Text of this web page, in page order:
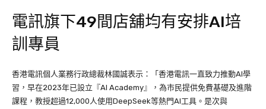
電訊旗下49間店舖均有安排AI培
訓專員
香港電訊個人業務行政總裁林國誠表示：「香港電訊一直致力推動AI學
習，早在2023年已設立『AI Academy』，為市民提供免費基礎及進階
課程，教授超過12,000人使用DeepSeek等熱門AI工具。是次與